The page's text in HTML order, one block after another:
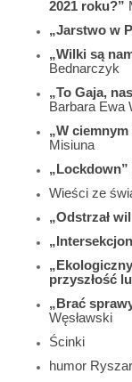
2021 roku?”
„Jarstwo w
„Wilki są
Bednarczyk
„To Gaja,
Barbara Ewa
„W
Misiuna
„Lockdown”
Wieści ze
„Odstrzał
przyszłość
„Brać
Węsławski
Ścinki
humor